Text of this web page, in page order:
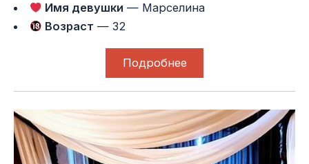
Имя девушки — Марселина
Возраст — 32
Подробнее